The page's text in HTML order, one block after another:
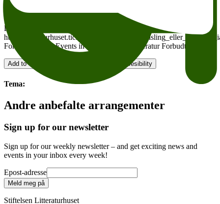
Arrangementet foregår på engelsk.
Litteraturhuset Wergeland
https://litteraturhuset.ticketco.events/no/nb/e/
Forfattersamtale Events in English Skjønnlitteratur Forbudte bøker
Add to calendar About accesesibility
Tema:
Andre anbefalte arrangementer
Sign up for our newsletter
Sign up for our weekly newsletter – and get exciting news and
events in your inbox every week!
Epost-adresse
Meld meg på
Stiftelsen Litteraturhuset